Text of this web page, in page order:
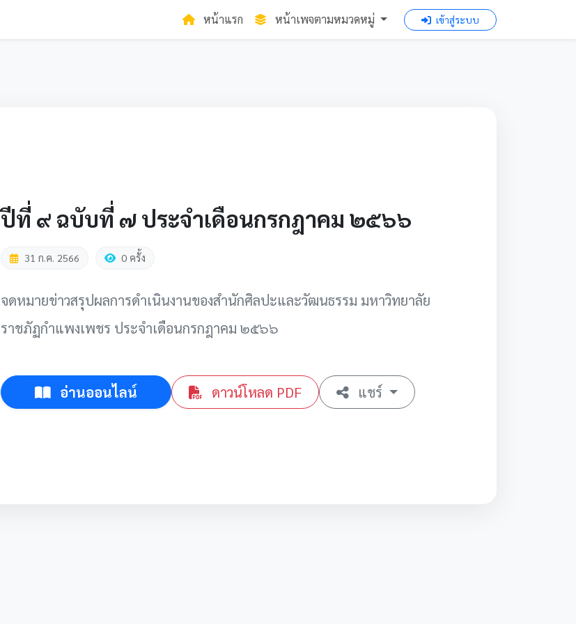
หน้าแรก หน้าเพจตามหมวดหมู่ เข้าสู่ระบบ
ปีที่ ๙ ฉบับที่ ๗ ประจำเดือนกรกฎาคม ๒๕๖๖
31 ก.ค. 2566 0 ครั้ง
จดหมายข่าวสรุปผลการดำเนินงานของสำนักศิลปะและวัฒนธรรม มหาวิทยาลัย
ราชภัฏกำแพงเพชร ประจำเดือนกรกฎาคม ๒๕๖๖
อ่านออนไลน์ ดาวน์โหลด PDF แชร์